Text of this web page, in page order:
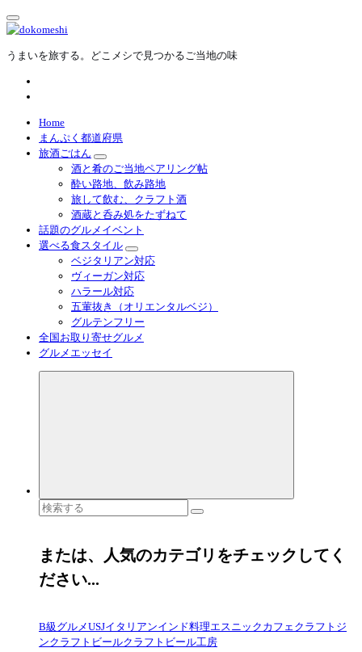
内
容
ス
うまいを旅する。どこメシで見つかるご当地の味
Home
まんぷく都道府県
旅酒ごはん
酒と肴のご当地ペアリング帖
酔い路地、飲み路地
旅して飲む、クラフト酒
酒蔵と呑み処をたずねて
話題のグルメイベント
選べる食スタイル
ベジタリアン対応
ヴィーガン対応
ハラール対応
五葷抜き（オリエンタルベジ）
グルテンフリー
全国お取り寄せグルメ
グルメエッセイ
検
象:
または、人気のカテゴリをチェックしてく
ださい...
B級グルメUSJイタリアンインド料理エスニック カフェ クラフトジ
ンクラフトビールクラフトビール工房